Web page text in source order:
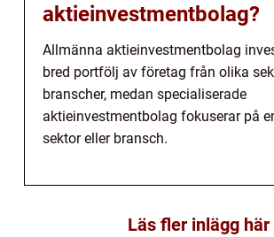
aktieinvestmentbolag?
Allmänna aktieinvestmentbolag
bred portfölj av företag från olika
branscher, medan specialiserade
aktieinvestmentbolag fokuserar på
sektor eller bransch.
Läs fler inlägg här